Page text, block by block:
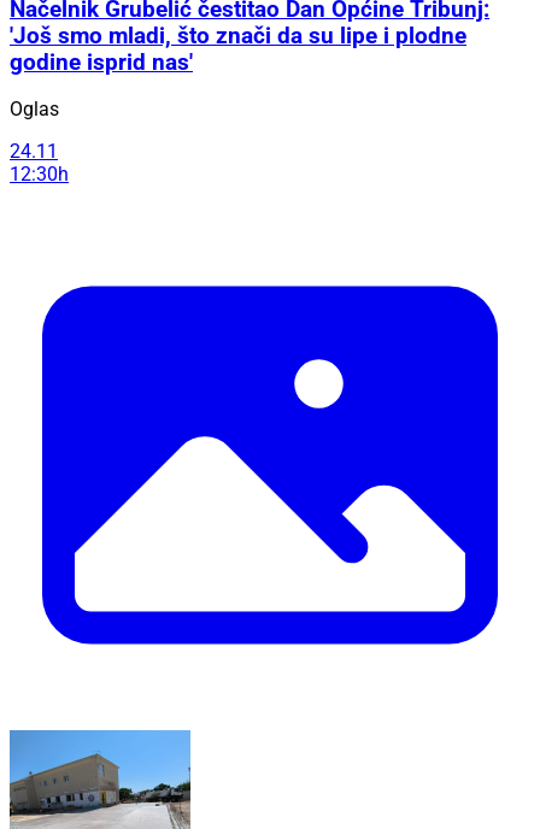
Načelnik Grubelić čestitao Dan Općine Tribunj:
'Još smo mladi, što znači da su lipe i plodne
godine isprid nas'
Oglas
24.11
12:30h